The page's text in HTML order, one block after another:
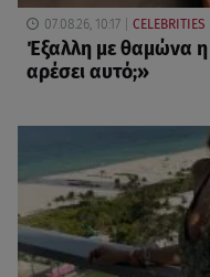
07.08.26, 10:17
Έξαλλη με θαμώνα η
αρέσει αυτό;»